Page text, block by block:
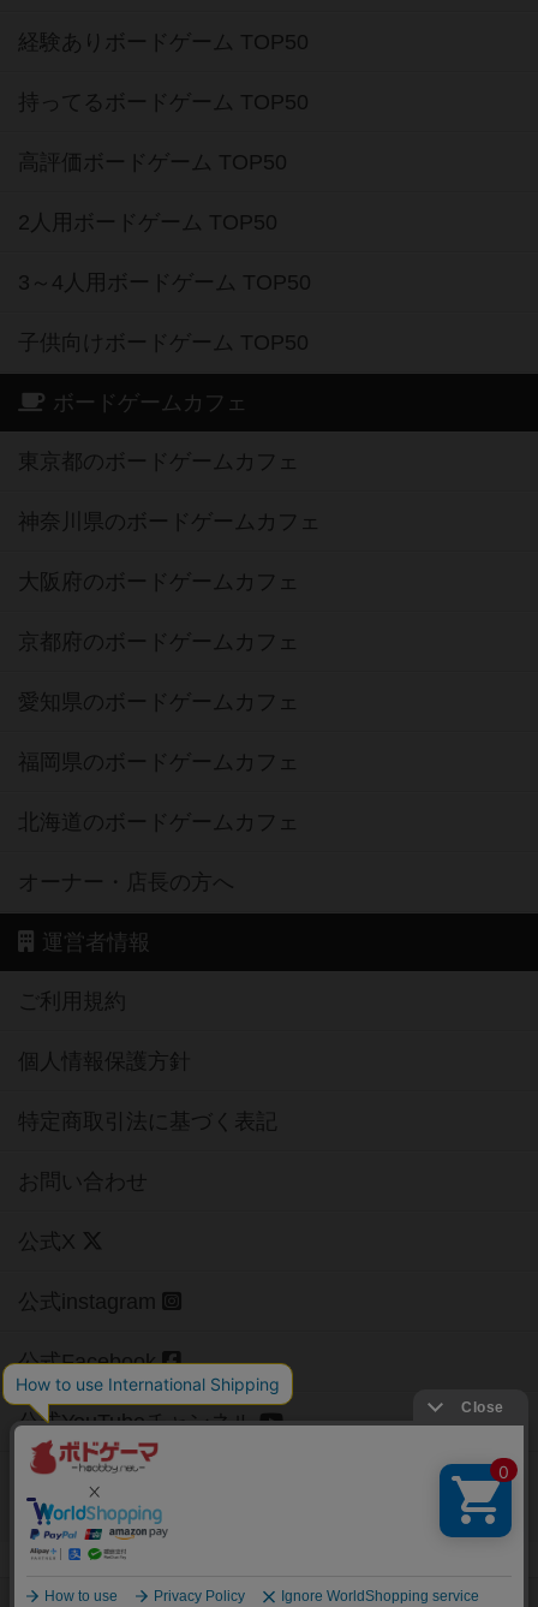
経験ありボードゲーム TOP50
持ってるボードゲーム TOP50
高評価ボードゲーム TOP50
2人用ボードゲーム TOP50
3～4人用ボードゲーム TOP50
子供向けボードゲーム TOP50
ボードゲームカフェ
東京都のボードゲームカフェ
神奈川県のボードゲームカフェ
大阪府のボードゲームカフェ
京都府のボードゲームカフェ
愛知県のボードゲームカフェ
福岡県のボードゲームカフェ
北海道のボードゲームカフェ
オーナー・店長の方へ
運営者情報
ご利用規約
個人情報保護方針
特定商取引法に基づく表記
お問い合わせ
公式X
公式instagram
公式Facebook
公式YouTubeチャンネル